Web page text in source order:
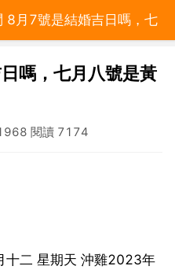
8月7號是結婚吉日嗎，七
嗎，七月八號是黃
閱讀 7174
二 星期天 沖雞2023年